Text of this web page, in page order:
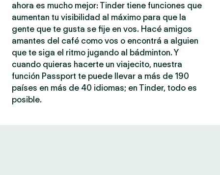
ahora es mucho mejor: Tinder tiene funciones que
aumentan tu visibilidad al máximo para que la
gente que te gusta se fije en vos. Hacé amigos
amantes del café como vos o encontrá a alguien
que te siga el ritmo jugando al bádminton. Y
cuando quieras hacerte un viajecito, nuestra
función Passport te puede llevar a más de 190
países en más de 40 idiomas; en Tinder, todo es
posible.